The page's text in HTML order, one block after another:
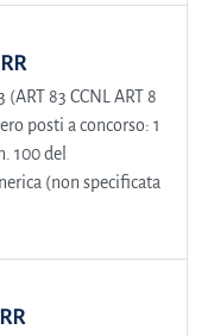
83 CCNL ART 8
posti a concorso: 1
100 del
(non specificata